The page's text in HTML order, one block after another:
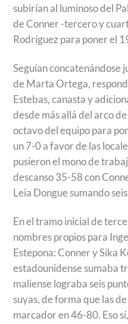
subirían al luminoso del
de Conner -tercero y
Rodríguez para poner el
Seguían concatenándose
de Marta Ortega,
Estebas, canasta y
desde más allá del arco
octavo del equipo para
un 7-0 a favor de las
pusieron el mono de
descanso 35-58 con
Leia Dongue sumando
En el tramo inicial de
nombres propios para
Estepona: Conner y Sika
estadounidense sumaba
maliense lograba seis
suyas, de forma que las
marcador en 46-80. Eso